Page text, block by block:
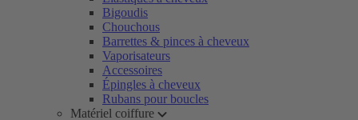
Bigoudis
Chouchous
Barrettes & pinces à cheveux
Vaporisateurs
Accessoires
Épingles à cheveux
Rubans pour boucles
Matériel coiffure